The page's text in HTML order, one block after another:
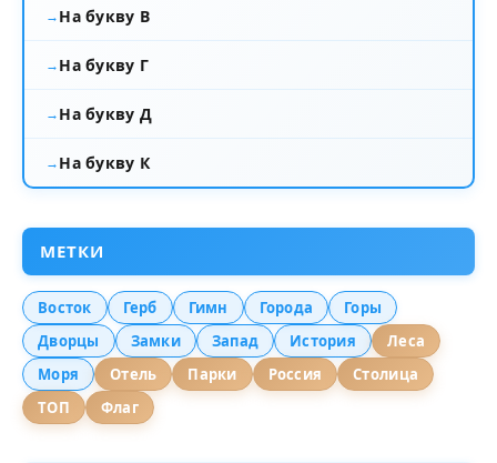
На букву В
На букву Г
На букву Д
На букву К
МЕТКИ
Восток Герб Гимн Города
Горы
Дворцы
Замки Запад История
Леса
Моря
Отель Парки Россия
Столица
ТОП
Флаг